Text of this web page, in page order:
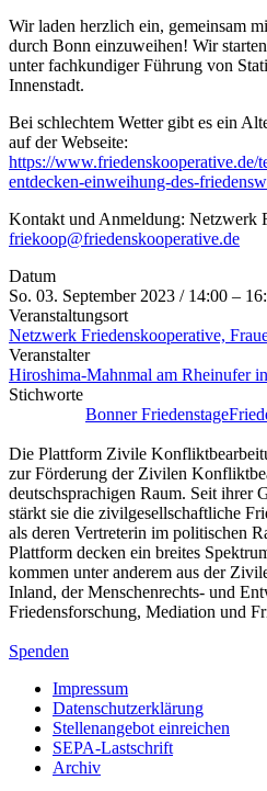
Wir laden herzlich ein, gemeinsam
durch Bonn einzuweihen! Wir
unter fachkundiger Führung von
Innenstadt.
Bei schlechtem Wetter gibt es ein
auf der Webseite:
https://www.friedenskooperative.de/
entdecken-einweihung-des-
Kontakt und Anmeldung: Netzwerk
friekoop@friedenskooperative.de
Datum
So. 03. September 2023 / 14:00 –
Veranstaltungsort
Netzwerk Friedenskooperative,
Veranstalter
Hiroshima-Mahnmal am Rheinufer
Stichworte
Bonner Friedenstage
Die Plattform Zivile
zur Förderung der Zivilen
deutschsprachigen Raum. Seit ihrer
stärkt sie die zivilgesellschaftliche
als deren Vertreterin im politischen
Plattform decken ein breites
kommen unter anderem aus der
Inland, der Menschenrechts- und
Friedensforschung, Mediation und
Spenden
Impressum
Datenschutzerklärung
Stellenangebot einreichen
SEPA-Lastschrift
Archiv